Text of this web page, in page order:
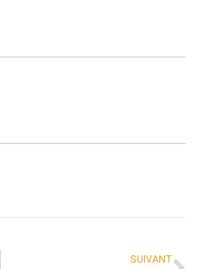
SUIVANT